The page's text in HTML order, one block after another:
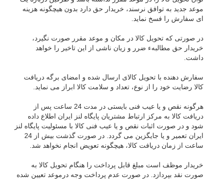
موعد جدید به توافق نرسند، خریدار حق دارد بدون هیچگونه هزینه
ای سفارش را فسخ نماید.
در صورتی که تحویل کالا در مکان و موعد مقرر صورت نگیرد،
خریدار حق مطالبهء ضرر و زیان ناشی از این تاخیر را خواهد
داشت.
سفارش دهنده با تحویل کالای ارسال شده و امضای برگه دریافت
کالا رضایت خود را از نوع، تعداد و سلامت کالا ابراز می نماید.
هرگونه نقص و یا عیب فنی بایستی در مدت 24 ساعت پس از
دریافت کالا به مرکز ارتباط مشتریان پایگاه لنز ایران اطلاع داده
شود و در صورت اثبات نقص و یا عیب فنی کالا با مسئولیت پایگاه لنز
ایران تعمیر و یا جایگزین می گردد. در صورت گذشت بیش از 24
ساعت از زمان دریافت کالا، هیچگونه تعویض انجام نخواهد شد.
خریدار موظف است مبلغ قابل پرداخت را هنگام تحویل کالا به
صورت نقد بپردازد. در صورت عدم پرداخت وجه درموعد تعیین شده